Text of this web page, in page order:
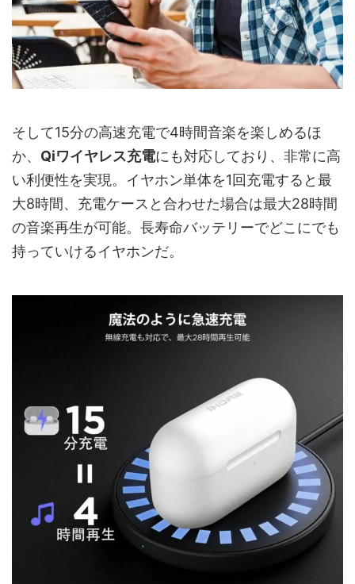
そして15分の高速充電で4時間音楽を楽しめるほ
か、 Qiワイヤレス充電にも対応しており、非常に高
い利便性を実現。イヤホン単体を1回充電すると最
大8時間、充電ケースと合わせた場合は最大28時間
の音楽再生が可能。長寿命バッテリーでどこにでも
持っていけるイヤホンだ。